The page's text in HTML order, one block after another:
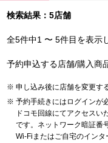
検索結果：5店舗
全5件中1 〜 5件目を表示
予約申込する店舗/購入商
申し込み後に店舗を変更す
予約手続きにはログインが
ドコモ回線にてアクセスい
です。ネットワーク暗証番
Wi-Fiまたはご自宅のイン